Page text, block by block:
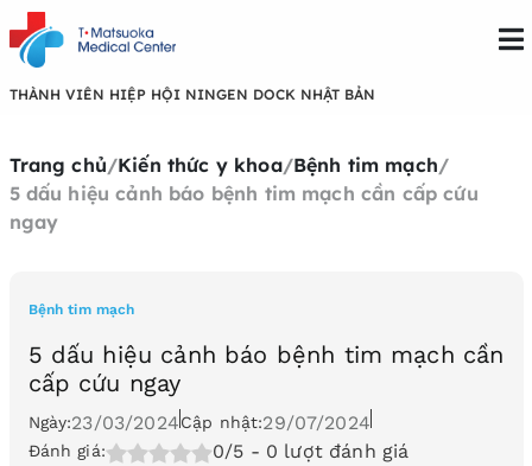
THÀNH VIÊN HIỆP HỘI NINGEN DOCK NHẬT BẢN
Trang chủ/Kiến thức y khoa/Bệnh tim mạch/
5 dấu hiệu cảnh báo bệnh tim mạch cần cấp cứu
ngay
Bệnh tim mạch
5 dấu hiệu cảnh báo bệnh tim mạch cần
cấp cứu ngay
Ngày:23/03/2024Cập nhật:29/07/2024
Đánh giá: 0/5 - 0 lượt đánh giá